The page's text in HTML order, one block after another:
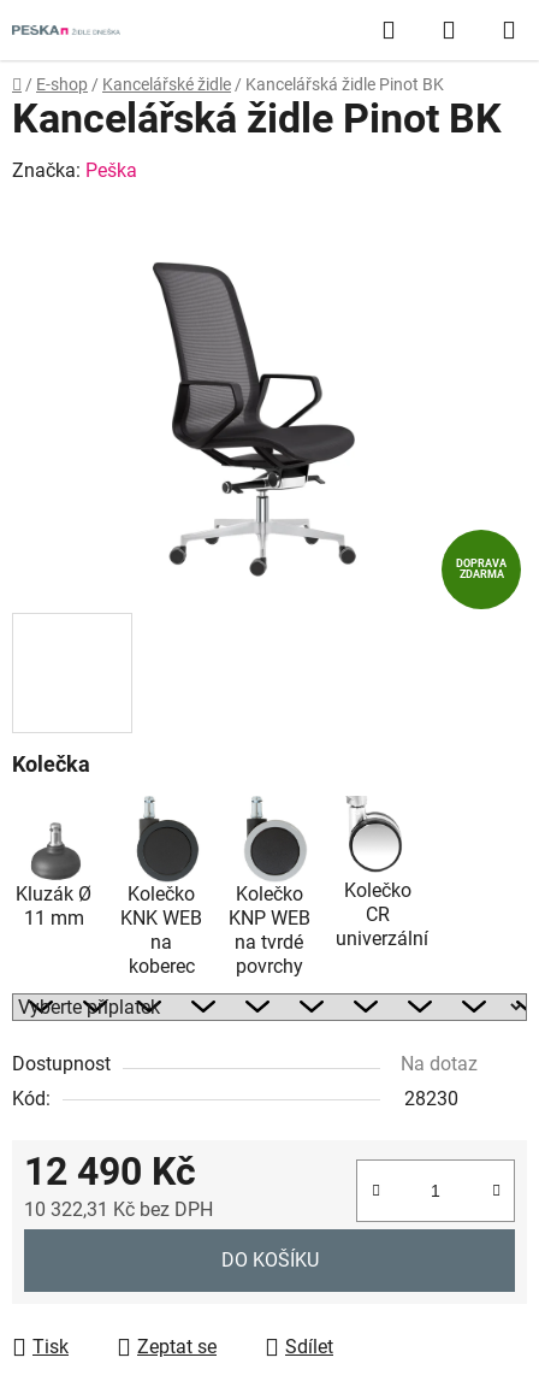
na
obsah
Hledat
KOŠÍK
Domů
/ E-shop / Kancelářské židle / Kancelářská židle Pinot BK
Kolečka
Kluzák Ø
11 mm
Kolečko
KNK WEB
na
koberec
Kolečko
KNP WEB
na tvrdé
povrchy
Kolečko
CR
univerzální
Dostupnost
Na dotaz
Kód:
28230
12 490 Kč
10 322,31 Kč bez DPH
DO KOŠÍKU
Tisk Zeptat se Sdílet
Kancelářská židle Pinot BK
Značka: Peška
DOPRAVA
ZDARMA